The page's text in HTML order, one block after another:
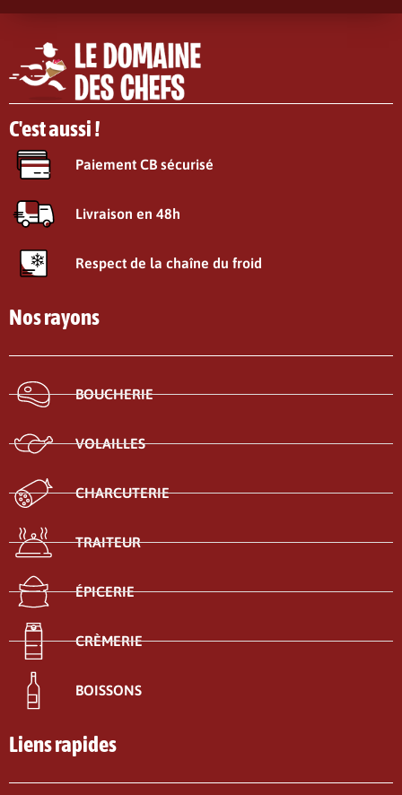
C'est aussi !
Paiement CB sécurisé
Livraison en 48h
Respect de la chaîne du froid
Nos rayons
BOUCHERIE
VOLAILLES
CHARCUTERIE
TRAITEUR
ÉPICERIE
CRÈMERIE
BOISSONS
Liens rapides